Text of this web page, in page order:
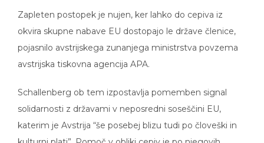
okvira skupne nabave EU dostopajo le države členice,
pojasnilo avstrijskega zunanjega ministrstva povzema
avstrijska tiskovna agencija APA.
solidarnosti z državami v neposredni soseščini EU,
katerim je Avstrija “še posebej blizu tudi po človeški in
kulturni plati”. Pomoč v obliki cepiv je po njegovih